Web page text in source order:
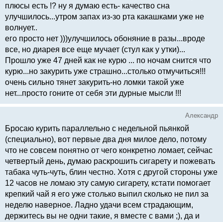
плюсы есть !? ну я думаю есть- качество сна
улучшилось...утром запах из-зо рта какашками уже не
волнует..
его просто нет )))улучшилось обоняние в разы...вроде
все, но диарея все еще мучает (стул как у утки)...
Прошло уже 47 дней как не курю ... по ночам снится что
курю...но закурить уже страшно...столько отмучиться!!!
очень сильно тянет закурить-но ломки такой уже
нет...просто гоните от себя эти дурные мысли !!!
Александр
Бросаю курить параллельно с недельной пьянкой
(специально), вот первые два дня милое дело, потому
что не совсем понятно от чего конкретно ломает, сейчас
четвертый день, думаю раскрошить сигарету и пожевать
табака чуть-чуть, блин честно. Хотя с другой стороны уже
12 часов не ломаю эту самую сигарету, кстати помогает
крепкий чай я его уже столько выпил сколько не пил за
неделю наверное. Ладно удачи всем страдающим,
держитесь вы не одни такие, я вместе с вами ;), да и